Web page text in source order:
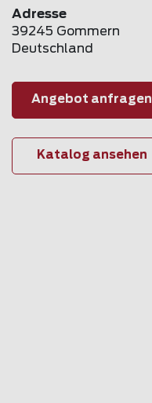
Adresse
39245 Gommern
Deutschland
Angebot anfragen
Katalog ansehen